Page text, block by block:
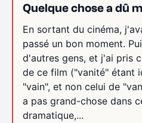
Quelque chose a dû
En sortant du cinéma,
passé un bon moment.
d'autres gens, et j'ai pris
de ce film ("vanité" étant
"vain", et non celui de
a pas grand-chose dans
dramatique,...